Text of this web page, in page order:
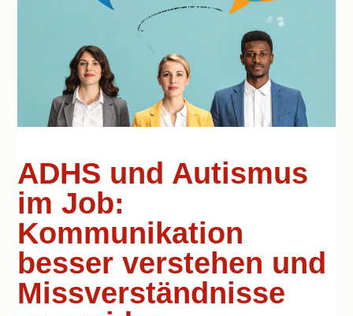
ADHS und Autismus
im Job:
Kommunikation
besser verstehen und
Missverständnisse